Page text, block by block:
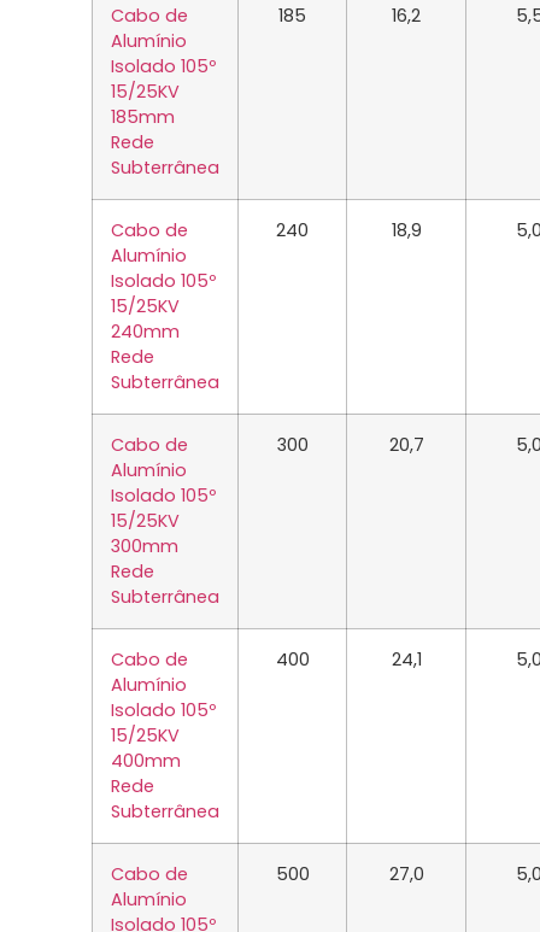
Cabo de
Alumínio
Isolado 105º
15/25KV
185mm
Rede
Subterrânea
185 16,2
Cabo de
Alumínio
Isolado 105º
15/25KV
240mm
Rede
Subterrânea
240 18,9
Cabo de
Alumínio
Isolado 105º
15/25KV
300mm
Rede
Subterrânea
300 20,7
Cabo de
Alumínio
Isolado 105º
15/25KV
400mm
Rede
Subterrânea
400 24,1
Cabo de
Alumínio
Isolado 105º
500 27,0